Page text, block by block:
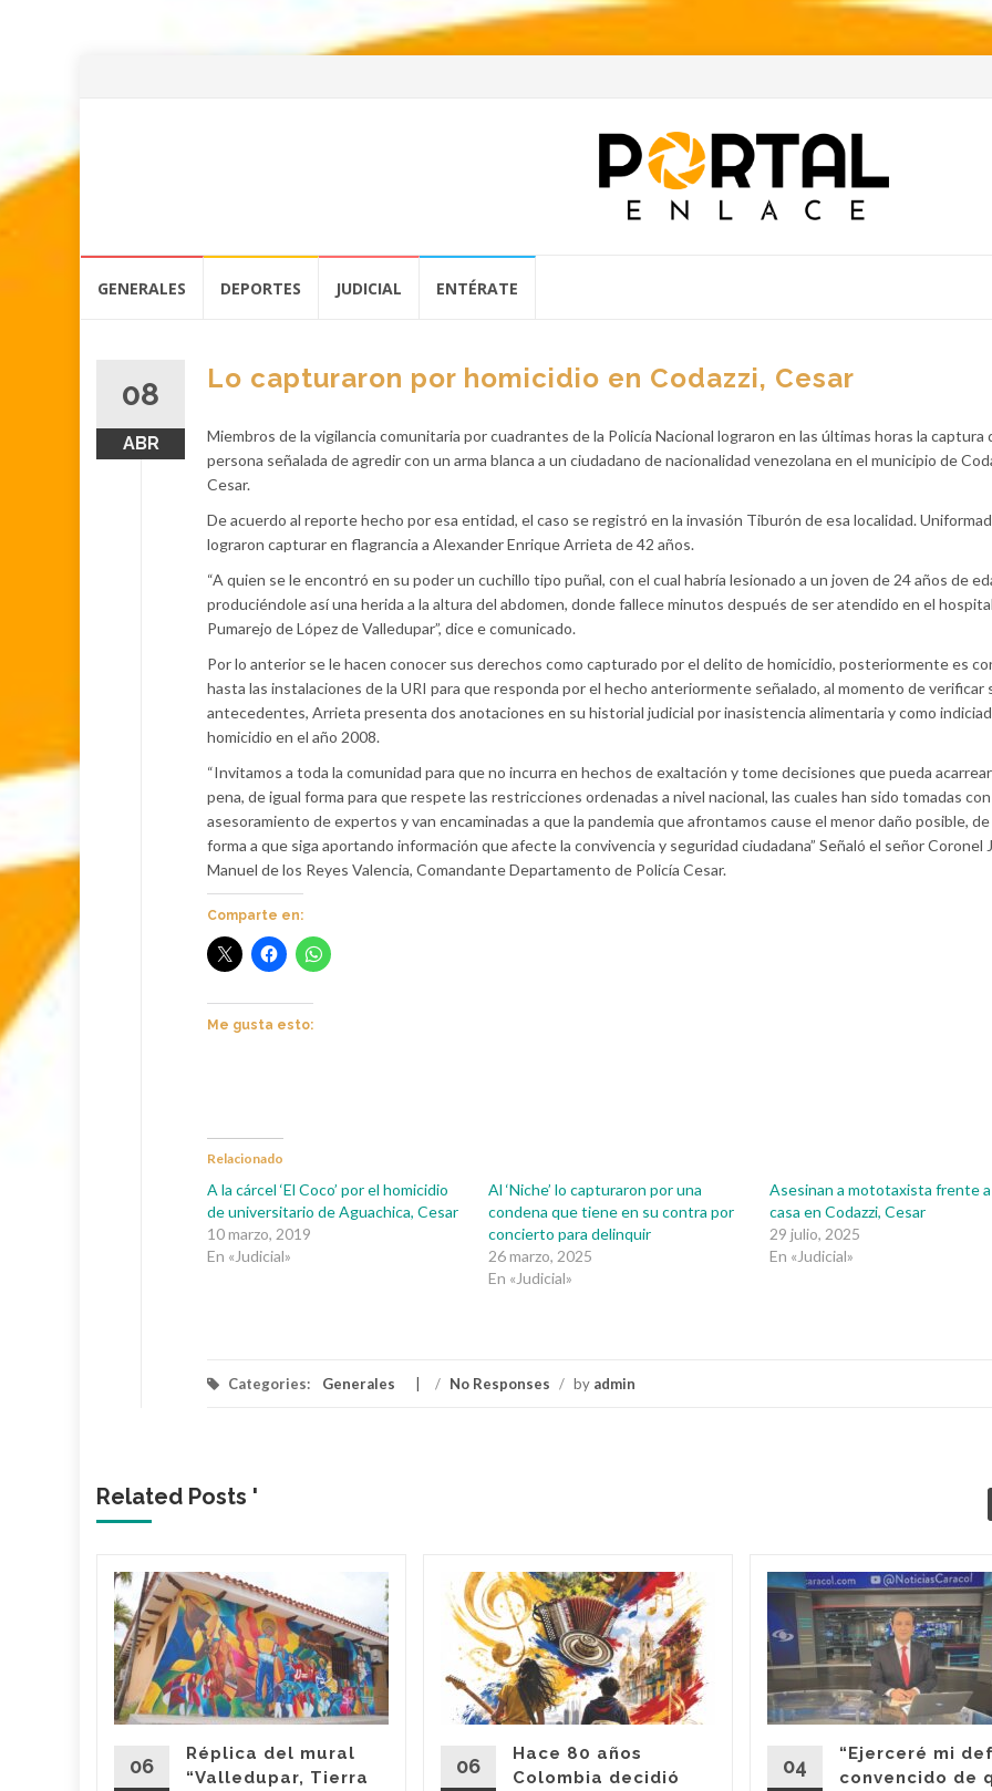
GENERALES DEPORTES JUDICIAL ENTÉRATE
08
ABR
Lo capturaron por homicidio en Codazzi, Cesar
Miembros de la vigilancia comunitaria por cuadrantes de la Policía Nacional lograron en las últimas horas la captura
persona señalada de agredir con un arma blanca a un ciudadano de nacionalidad venezolana en el municipio de
Cesar.
De acuerdo al reporte hecho por esa entidad, el caso se registró en la invasión Tiburón de esa localidad.
lograron capturar en flagrancia a Alexander Enrique Arrieta de 42 años.
“A quien se le encontró en su poder un cuchillo tipo puñal, con el cual habría lesionado a un joven de 24 años de
produciéndole así una herida a la altura del abdomen, donde fallece minutos después de ser atendido en el
Pumarejo de López de Valledupar”, dice e comunicado.
Por lo anterior se le hacen conocer sus derechos como capturado por el delito de homicidio, posteriormente es
hasta las instalaciones de la URI para que responda por el hecho anteriormente señalado, al momento de verificar
antecedentes, Arrieta presenta dos anotaciones en su historial judicial por inasistencia alimentaria y como
homicidio en el año 2008.
“Invitamos a toda la comunidad para que no incurra en hechos de exaltación y tome decisiones que pueda
pena, de igual forma para que respete las restricciones ordenadas a nivel nacional, las cuales han sido tomadas
asesoramiento de expertos y van encaminadas a que la pandemia que afrontamos cause el menor daño posible, de
forma a que siga aportando información que afecte la convivencia y seguridad ciudadana” Señaló el señor Coronel
Manuel de los Reyes Valencia, Comandante Departamento de Policía Cesar.
Comparte en:
Me gusta esto:
Relacionado
A la cárcel ‘El Coco’ por el homicidio
de universitario de Aguachica, Cesar
10 marzo, 2019
En «Judicial»
Al ‘Niche’ lo capturaron por una
condena que tiene en su contra por
concierto para delinquir
26 marzo, 2025
En «Judicial»
Asesinan a mototaxista frente
casa en Codazzi, Cesar
29 julio, 2025
En «Judicial»
Categories: Generales / No Responses / by admin
Related Posts '
06
Réplica del mural
“Valledupar, Tierra
06
Hace 80 años
Colombia decidió
04
“Ejerceré mi
convencido de